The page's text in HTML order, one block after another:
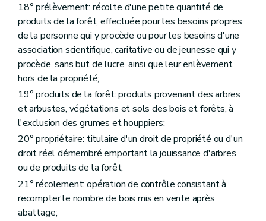
18° prélèvement: récolte d'une petite quantité de
produits de la forêt, effectuée pour les besoins propres
de la personne qui y procède ou pour les besoins d'une
association scientifique, caritative ou de jeunesse qui y
procède, sans but de lucre, ainsi que leur enlèvement
hors de la propriété;
19° produits de la forêt: produits provenant des arbres
et arbustes, végétations et sols des bois et forêts, à
l'exclusion des grumes et houppiers;
20° propriétaire: titulaire d'un droit de propriété ou d'un
droit réel démembré emportant la jouissance d'arbres
ou de produits de la forêt;
21° récolement: opération de contrôle consistant à
recompter le nombre de bois mis en vente après
abattage;